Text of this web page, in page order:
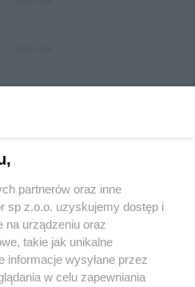
partnerów oraz inne
sp z.o.o. uzyskujemy dostęp i
na urządzeniu oraz
takie jak unikalne
informacje wysyłane przez
w celu zapewniania